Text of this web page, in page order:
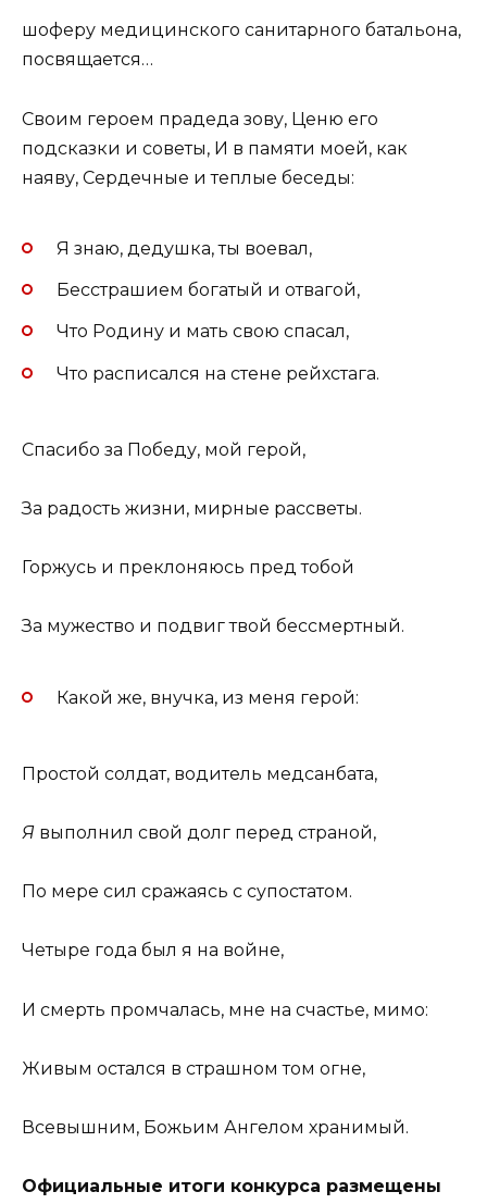
шоферу медицинского санитарного батальона,
посвящается…
Своим героем прадеда зову, Ценю его
подсказки и советы, И в памяти моей, как
наяву, Сердечные и теплые беседы:
Я знаю, дедушка, ты воевал,
Бесстрашием богатый и отвагой,
Что Родину и мать свою спасал,
Что расписался на стене рейхстага.
Спасибо за Победу, мой герой,
За радость жизни, мирные рассветы.
Горжусь и преклоняюсь пред тобой
За мужество и подвиг твой бессмертный.
Какой же, внучка, из меня герой:
Простой солдат, водитель медсанбата,
Я выполнил свой долг перед страной,
По мере сил сражаясь с супостатом.
Четыре года был я на войне,
И смерть промчалась, мне на счастье, мимо:
Живым остался в страшном том огне,
Всевышним, Божьим Ангелом хранимый.
Официальные итоги конкурса размещены